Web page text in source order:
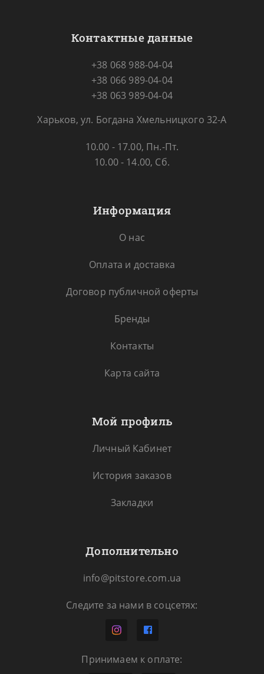
Контактные данные
+38 068 988-04-04
+38 066 989-04-04
+38 063 989-04-04
Харьков, ул. Богдана Хмельницкого 32-А
10.00 - 17.00, Пн.-Пт.
10.00 - 14.00, Сб.
Информация
О нас
Оплата и доставка
Договор публичной оферты
Бренды
Контакты
Карта сайта
Мой профиль
Личный Кабинет
История заказов
Закладки
Дополнительно
info@pitstore.com.ua
Следите за нами в соцсетях:
Принимаем к оплате: